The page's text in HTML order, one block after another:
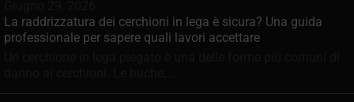
La raddrizzatura dei cerchioni in lega è sicura? Una guida
professionale per sapere quali lavori accettare